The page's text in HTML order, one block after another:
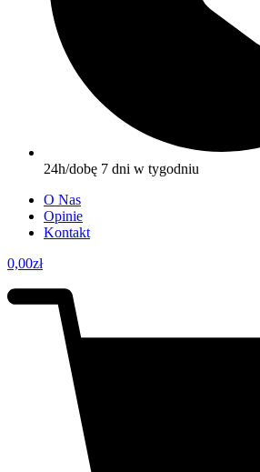
24h/dobę 7 dni w tygodniu
O Nas
Opinie
Kontakt
0,00zł